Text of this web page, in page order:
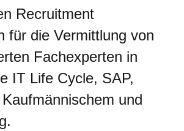
Recruitment
für die Vermittlung von
Fachexperten in
IT Life Cycle, SAP,
und